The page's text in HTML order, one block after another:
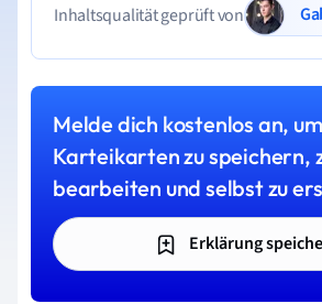
Inhaltsqualität geprüft von
Melde dich kostenlos an, um
Karteikarten zu speichern,
bearbeiten und selbst zu
Erklärung